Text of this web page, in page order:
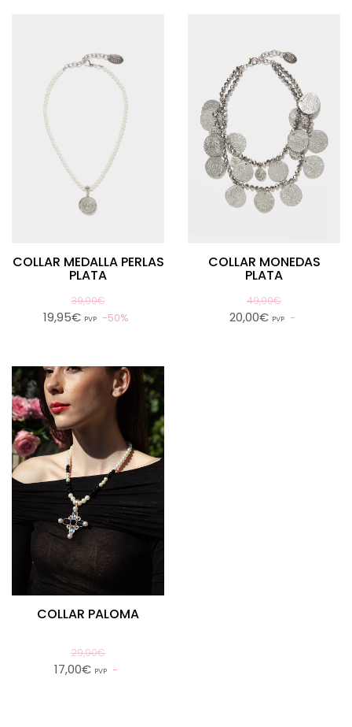
COLLAR MEDALLA PERLAS
PLATA
39,90€
19,95€ PVP 50%
COLLAR MONEDAS
PLATA
49,90€
20,00€ PVP
COLLAR PALOMA
29,90€
17,00€ PVP